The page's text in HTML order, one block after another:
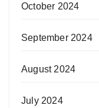
October 2024
September 2024
August 2024
July 2024